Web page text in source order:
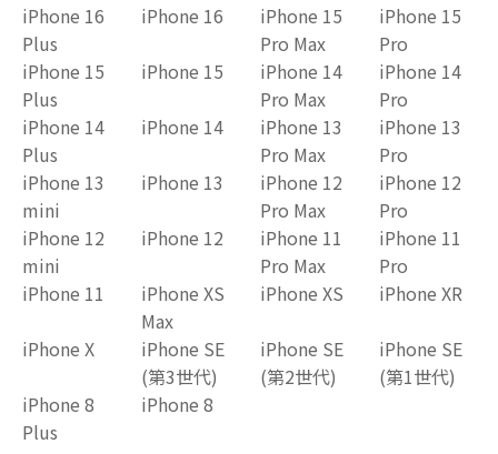
iPhone 16
Plus
iPhone 16
iPhone 15
Pro Max
iPhone 15
Pro
iPhone 15
Plus
iPhone 15
iPhone 14
Pro Max
iPhone 14
Pro
iPhone 14
Plus
iPhone 14
iPhone 13
Pro Max
iPhone 13
Pro
iPhone 13
mini
iPhone 13
iPhone 12
Pro Max
iPhone 12
Pro
iPhone 12
mini
iPhone 12
iPhone 11
Pro Max
iPhone 11
Pro
iPhone 11
iPhone XS
Max
iPhone XS iPhone XR
iPhone X
iPhone SE
(第3世代)
iPhone SE
(第2世代)
iPhone SE
(第1世代)
iPhone 8
Plus
iPhone 8